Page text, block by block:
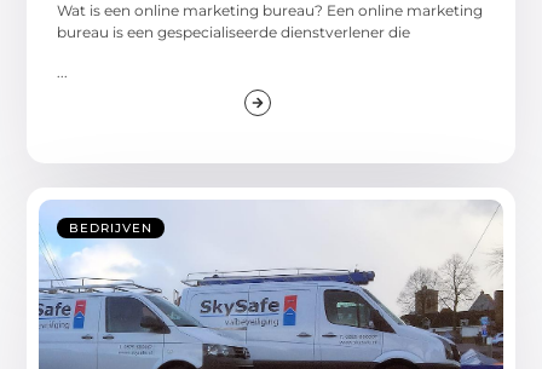
Wat is een online marketing bureau? Een online marketing
bureau is een gespecialiseerde dienstverlener die
BEDRIJVEN